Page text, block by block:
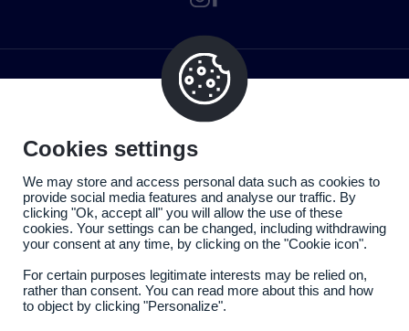
Cookies settings
We may store and access personal data such as cookies to
provide social media features and analyse our traffic. By
clicking "Ok, accept all" you will allow the use of these
cookies. Your settings can be changed, including withdrawing
your consent at any time, by clicking on the "Cookie icon".
For certain purposes legitimate interests may be relied on,
rather than consent. You can read more about this and how
to object by clicking "Personalize".